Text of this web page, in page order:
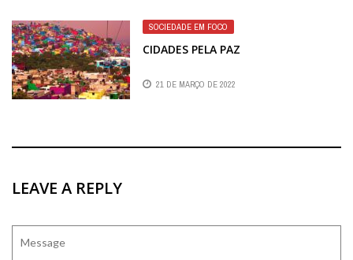
SOCIEDADE EM FOCO
CIDADES PELA PAZ
21 DE MARÇO DE 2022
LEAVE A REPLY